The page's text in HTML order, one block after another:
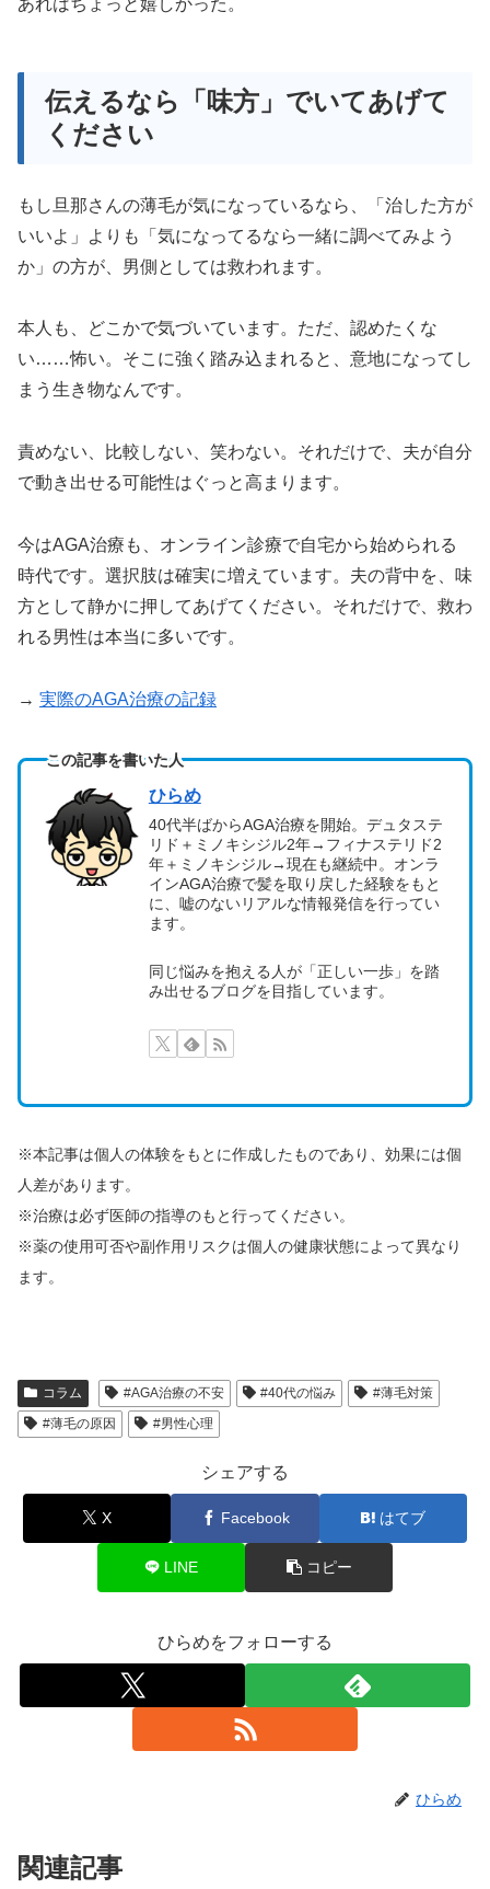
伝えるなら「味方」でいてあげて
ください
もし旦那さんの薄毛が気になっているなら、「治した方が
いいよ」よりも「気になってるなら一緒に調べてみよう
か」の方が、男側としては救われます。
本人も、どこかで気づいています。ただ、認めたくな
い……怖い。そこに強く踏み込まれると、意地になってし
まう生き物なんです。
責めない、比較しない、笑わない。それだけで、夫が自分
で動き出せる可能性はぐっと高まります。
今はAGA治療も、オンライン診療で自宅から始められる
時代です。選択肢は確実に増えています。夫の背中を、味
方として静かに押してあげてください。それだけで、救わ
れる男性は本当に多いです。
→ 実際のAGA治療の記録
この記事を書いた人
ひらめ
40代半ばからAGA治療を開始。デュタステ
リド＋ミノキシジル2年→フィナステリド2
年＋ミノキシジル→現在も継続中。オンラ
インAGA治療で髪を取り戻した経験をもと
に、嘘のないリアルな情報発信を行ってい
ます。
同じ悩みを抱える人が「正しい一歩」を踏
み出せるブログを目指しています。
※本記事は個人の体験をもとに作成したものであり、効果には個
人差があります。
※治療は必ず医師の指導のもと行ってください。
※薬の使用可否や副作用リスクは個人の健康状態によって異なり
ます。
コラム #AGA治療の不安 #40代の悩み
#薄毛対策
#薄毛の原因
#男性心理
シェアする
X Facebook はてブ
LINE コピー
ひらめをフォローする
ひらめ
関連記事